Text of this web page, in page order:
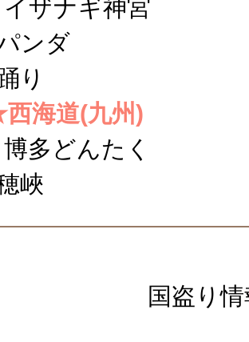
ザナギ神宮
ンダ
り
海道(九州)
多どんたく
峽
国盗り